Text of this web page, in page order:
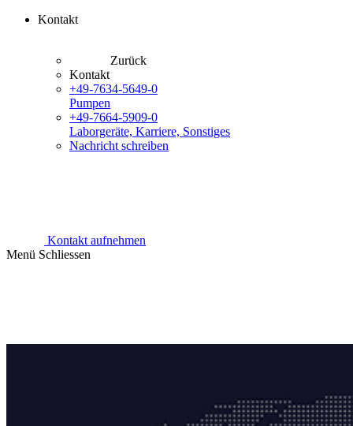
Kontakt
Zurück
Kontakt
+49-7634-5649-0
Pumpen
+49-7664-5909-0
Laborgeräte, Karriere, Sonstiges
Nachricht schreiben
Kontakt aufnehmen
Menü Schliessen